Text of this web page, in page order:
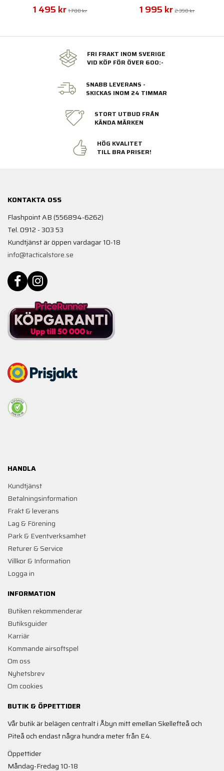
1 495 kr 1 780 kr 1 995 kr 2 390 kr
FRI FRAKT INOM SVERIGE
VID KÖP FÖR ÖVER 600:-
SNABB LEVERANS -
SKICKAS INOM 24 TIMMAR
STORT UTBUD FRÅN
KÄNDA MÄRKEN
HÖG KVALITET
TILL BRA PRISER!
KONTAKTA OSS
Flashpoint AB (556894-6262)
Tel. 0912 - 303 53
Kundtjänst är öppen vardagar 10-18
info@tacticalstore.se
HANDLA
Kundtjänst
Betalningsinformation
Frakt & leverans
Lag & Förening
Park & Eventverksamhet
Returer & Service
Villkor & Information
Logga in
INFORMATION
Butiken rekommenderar
Butiksguider
Karriär
Kommande airsoftspel
Om oss
Nyhetsbrev
Om cookies
BUTIK & ÖPPETTIDER
Vår butik är belägen centralt i Åbyn mitt emellan Skellefteå och
Piteå och endast några hundra meter från E4.
Öppettider
Måndag-Fredag 10-18